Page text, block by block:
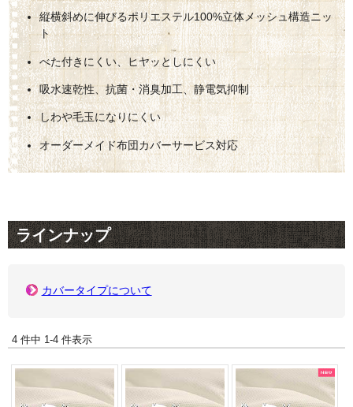
縦横斜めに伸びるポリエステル100%立体メッシュ構造ニッ
ト
べた付きにくい、ヒヤッとしにくい
吸水速乾性、抗菌・消臭加工、静電気抑制
しわや毛玉になりにくい
オーダーメイド布団カバーサービス対応
ラインナップ
カバータイプについて
4 件中 1-4 件表示